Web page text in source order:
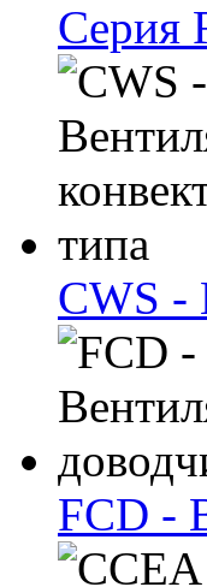
Серия
CWS -
FCD -